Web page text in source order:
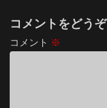
コメントをどうぞ
コメント ※